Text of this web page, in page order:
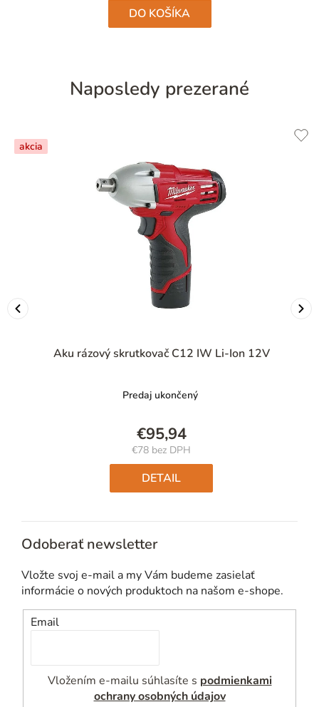
DO KOŠÍKA
Naposledy prezerané
akcia
Aku rázový skrutkovač C12 IW Li-Ion 12V
Predaj ukončený
€95,94
€78 bez DPH
Jednotková
cena:
DETAIL
Odoberať newsletter
Vložte svoj e-mail a my Vám budeme zasielať
informácie o nových produktoch na našom e-shope.
Email
Vložením e-mailu súhlasíte s podmienkami
ochrany osobných údajov